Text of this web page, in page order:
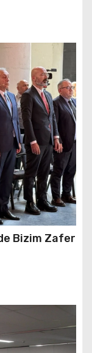
Bizim Zafer